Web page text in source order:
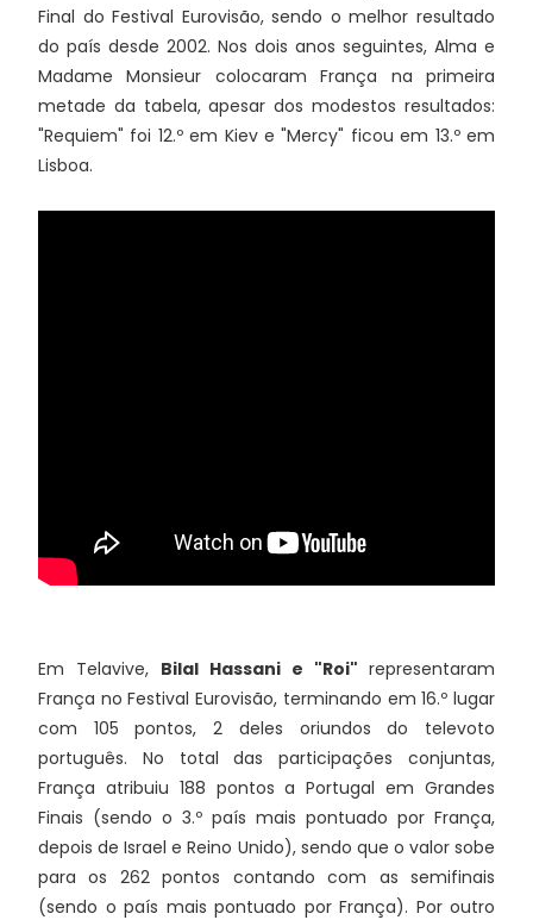
Final do Festival Eurovisão, sendo o melhor resultado
do país desde 2002. Nos dois anos seguintes, Alma e
Madame Monsieur colocaram França na primeira
metade da tabela, apesar dos modestos resultados:
"Requiem" foi 12.º em Kiev e "Mercy" ficou em 13.º em
Lisboa.
Em Telavive, Bilal Hassani e "Roi" representaram
França no Festival Eurovisão, terminando em 16.º lugar
com 105 pontos, 2 deles oriundos do televoto
português. No total das participações conjuntas,
França atribuiu 188 pontos a Portugal em Grandes
Finais (sendo o 3.º país mais pontuado por França,
depois de Israel e Reino Unido), sendo que o valor sobe
para os 262 pontos contando com as semifinais
(sendo o país mais pontuado por França). Por outro